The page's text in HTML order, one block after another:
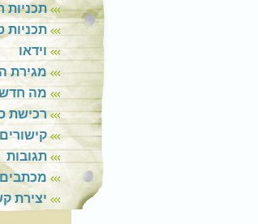
תכניות
תכניות
וידאו
מגירת
מה
רכישת
קישורים
תגובות
יצירת